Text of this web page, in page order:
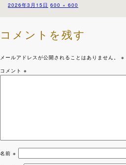
投
2026年3月15日 フ
イ
ズ
600 × 600
コメントを残す
メールアドレスが公開されることはありません。 ※
コメント ※
名前 ※